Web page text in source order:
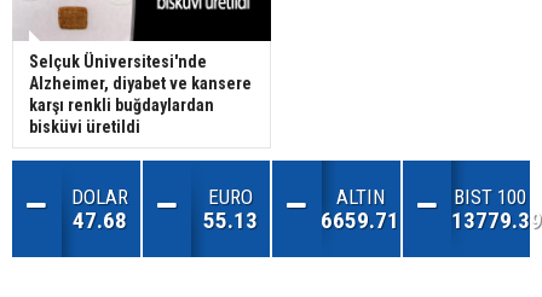
Selçuk Üniversitesi'nde
Alzheimer, diyabet ve kansere
karşı renkli buğdaylardan
bisküvi üretildi
DOLAR
47.68
EURO
55.13
ALTIN
6659.71
BIST 100
13779.39